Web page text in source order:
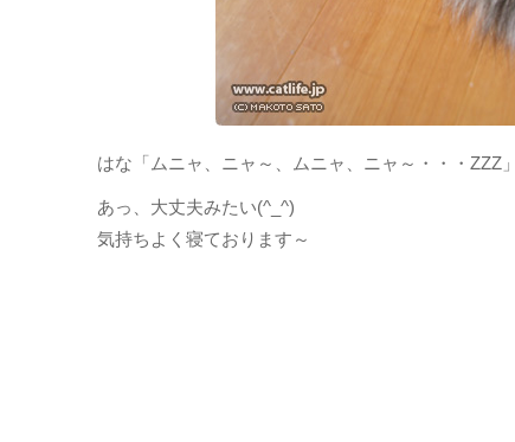
はな「ムニャ、ニャ～、ムニャ、ニャ～・・・ZZZ」
あっ、大丈夫みたい(^_^)
気持ちよく寝ております～